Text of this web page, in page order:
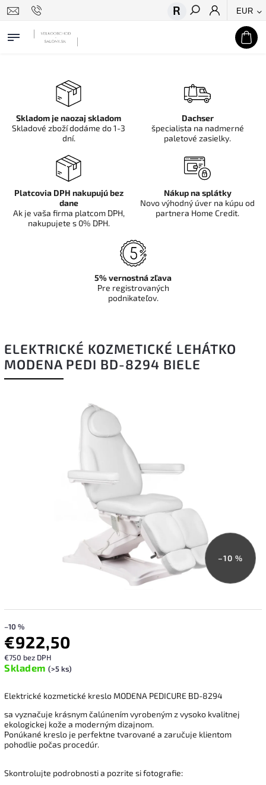
EUR
Hľadať
ELEKTRICKÉ KOZMETICKÉ LEHÁTKO
MODENA PEDI BD-8294 BIELE
–10 %
–10 %
€922,50
€750 bez DPH
Skladem (>5 ks)
Elektrické kozmetické kreslo MODENA PEDICURE BD-8294
sa vyznačuje krásnym čalúnením vyrobeným z vysoko kvalitnej
ekologickej kože a moderným dizajnom.
Ponúkané kreslo je perfektne tvarované a zaručuje klientom
pohodlie počas procedúr.
Skontrolujte podrobnosti a pozrite si fotografie:
Skladom je naozaj skladom
Skladové zboží dodáme do 1-3
dní.
Dachser
špecialista na nadmerné
paletové zasielky.
Platcovia DPH nakupujú bez
dane
Ak je vaša firma platcom DPH,
nakupujete s 0% DPH.
Nákup na splátky
Novo výhodný úver na kúpu od
partnera Home Credit.
5% vernostná zľava
Pre registrovaných
podnikateľov.